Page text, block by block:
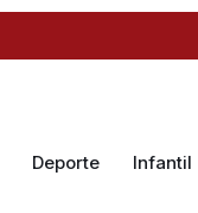
Deporte Infantil